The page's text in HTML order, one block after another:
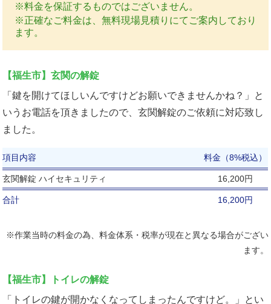
※料金を保証するものではございません。
※正確なご料金は、無料現場見積りにてご案内しており
ます。
【福生市】玄関の解錠
「鍵を開けてほしいんですけどお願いできませんかね？」と
いうお電話を頂きましたので、玄関解錠のご依頼に対応致し
ました。
項目内容 料金（8%税込）
玄関解錠 ハイセキュリティ 16,200円
合計 16,200円
※作業当時の料金の為、料金体系・税率が現在と異なる場合がござい
ます。
【福生市】トイレの解錠
「トイレの鍵が開かなくなってしまったんですけど。」とい